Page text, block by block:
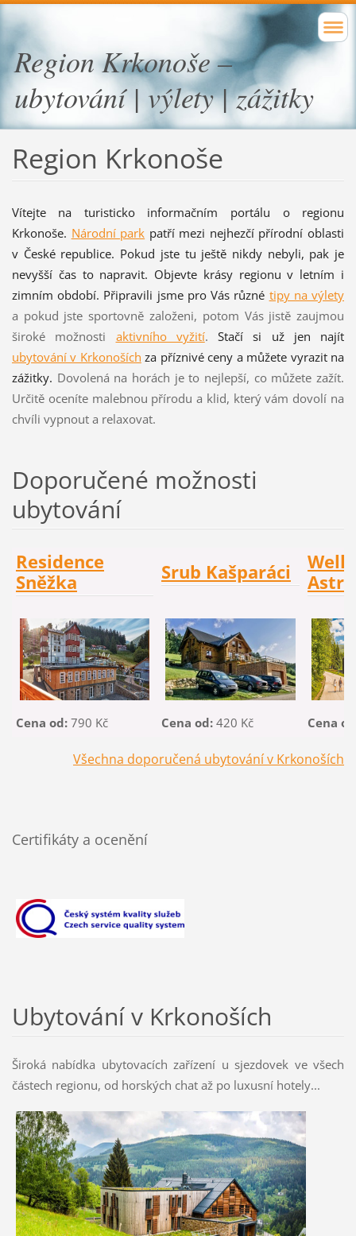
Region Krkonoše –
ubytování | výlety | zážitky
Region Krkonoše
Vítejte na turisticko informačním portálu o regionu
Krkonoše. Národní park patří mezi nejhezčí přírodní oblasti
v České republice. Pokud jste tu ještě nikdy nebyli, pak je
nevyšší čas to napravit. Objevte krásy regionu v letním i
zimním období. Připravili jsme pro Vás různé tipy na výlety
a pokud jste sportovně založeni, potom Vás jistě zaujmou
široké možnosti aktivního vyžití.Stačí si už jen najít
ubytování v Krkonoších za příznivé ceny a můžete vyrazit na
zážitky. Dovolená na horách je to nejlepší, co můžete zažít.
Určitě oceníte malebnou přírodu a klid, který vám dovolí na
chvíli vypnout a relaxovat.
Doporučené možnosti
ubytování
Residence
Sněžka
Srub Kašparáci
Astra
Cena od:790 Kč Cena od:420 Kč Cena
Všechna doporučená ubytování v Krkonoších
Certifikáty a ocenění
Ubytování v Krkonoších
Široká nabídka ubytovacích zařízení u sjezdovek vevšech
částech regionu, od horských chat až po luxusní hotely...